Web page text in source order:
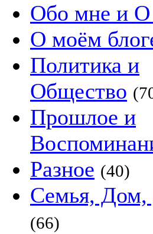
Обо мне и О
О моём
Политика и
Общество
Прошлое и
Разное (40)
Семья, Дом,
(66)